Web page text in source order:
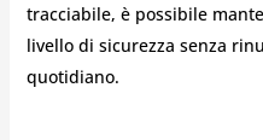
tracciabile, è possibile
livello di sicurezza senza
quotidiano.